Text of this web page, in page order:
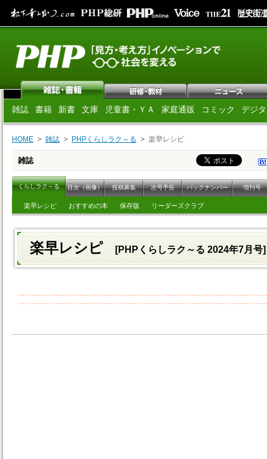
雑誌 書籍 新書 文庫 児童書・ＹＡ 家庭通販 コミック デジ
HOME 雑誌 PHPくらしラク～る 楽早レシピ
雑誌
くらしラク～る 目次（画像） 投稿募集 次号予告 バックナンバー 増刊号
楽早レシピ おすすめの本 保存版 リーダーズクラブ
楽早レシピ [PHPくらしラク～る 2024年7月号]